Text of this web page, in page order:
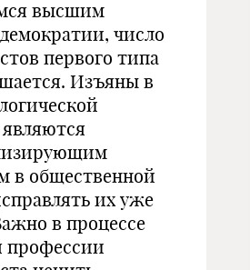
высшим
число
первого типа
Изъяны в
являются
в общественной
их уже
в процессе
профессии